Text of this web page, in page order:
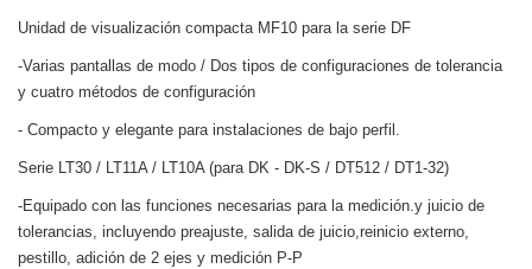
Unidad de visualización compacta MF10 para la serie DF
-Varias pantallas de modo / Dos tipos de configuraciones de tolerancia
y cuatro métodos de configuración
- Compacto y elegante para instalaciones de bajo perfil.
Serie LT30 / LT11A / LT10A (para DK - DK-S / DT512 / DT1-32)
-Equipado con las funciones necesarias para la medición.y juicio de
tolerancias, incluyendo preajuste, salida de juicio,reinicio externo,
pestillo, adición de 2 ejes y medición P-P